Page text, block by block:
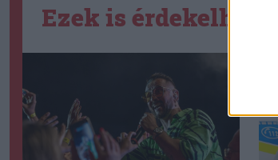
Ezek is érdekelhetik